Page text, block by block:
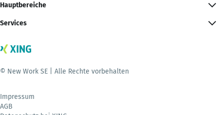
Hauptbereiche
Services
© New Work SE | Alle Rechte vorbehalten
Impressum
AGB